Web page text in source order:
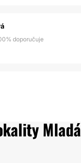
doporučuje
Mladá